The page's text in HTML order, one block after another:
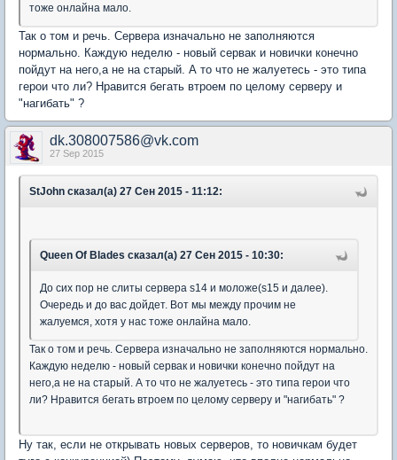
тоже онлайна мало.
Так о том и речь. Сервера изначально не заполняются
нормально. Каждую неделю - новый сервак и новички конечно
пойдут на него,а не на старый. А то что не жалуетесь - это типа
герои что ли? Нравится бегать втроем по целому серверу и
"нагибать" ?
dk.308007586@vk.com
27 Sep 2015
StJohn сказал(а) 27 Сен 2015 - 11:12:
Queen Of Blades сказал(а) 27 Сен 2015 - 10:30:
До сих пор не слиты сервера s14 и моложе(s15 и далее).
Очередь и до вас дойдет. Вот мы между прочим не
жалуемся, хотя у нас тоже онлайна мало.
Так о том и речь. Сервера изначально не заполняются нормально.
Каждую неделю - новый сервак и новички конечно пойдут на
него,а не на старый. А то что не жалуетесь - это типа герои что
ли? Нравится бегать втроем по целому серверу и "нагибать" ?
Ну так, если не открывать новых серверов, то новичкам будет